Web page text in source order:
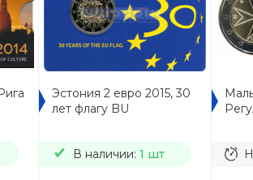
Эстония 2 евро 2015, 30
лет флагу BU
В наличии: 1 шт